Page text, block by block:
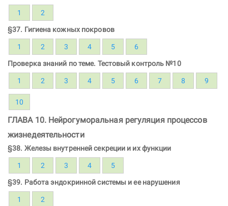
1 2
§37. Гигиена кожных покровов
1 2 3 4 5 6
Проверка знаний по теме. Тестовый контроль №10
1 2 3 4 5 6 7 8 9
10
ГЛАВА 10. Нейрогуморальная регуляция процессов
жизнедеятельности
§38. Железы внутренней секреции и их функции
1 2 3 4 5
§39. Работа эндокринной системы и ее нарушения
1 2